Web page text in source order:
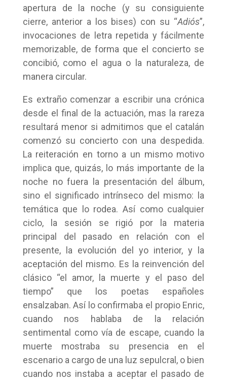
apertura de la noche (y su consiguiente
cierre, anterior a los bises) con su “Adiós”,
invocaciones de letra repetida y fácilmente
memorizable, de forma que el concierto se
concibió, como el agua o la naturaleza, de
manera circular.
Es extraño comenzar a escribir una crónica
desde el final de la actuación, mas la rareza
resultará menor si admitimos que el catalán
comenzó su concierto con una despedida.
La reiteración en torno a un mismo motivo
implica que, quizás, lo más importante de la
noche no fuera la presentación del álbum,
sino el significado intrínseco del mismo: la
temática que lo rodea. Así como cualquier
ciclo, la sesión se rigió por la materia
principal del pasado en relación con el
presente, la evolución del yo interior, y la
aceptación del mismo. Es la reinvención del
clásico “el amor, la muerte y el paso del
tiempo” que los poetas españoles
ensalzaban. Así lo confirmaba el propio Enric,
cuando nos hablaba de la relación
sentimental como vía de escape, cuando la
muerte mostraba su presencia en el
escenario a cargo de una luz sepulcral, o bien
cuando nos instaba a aceptar el pasado de